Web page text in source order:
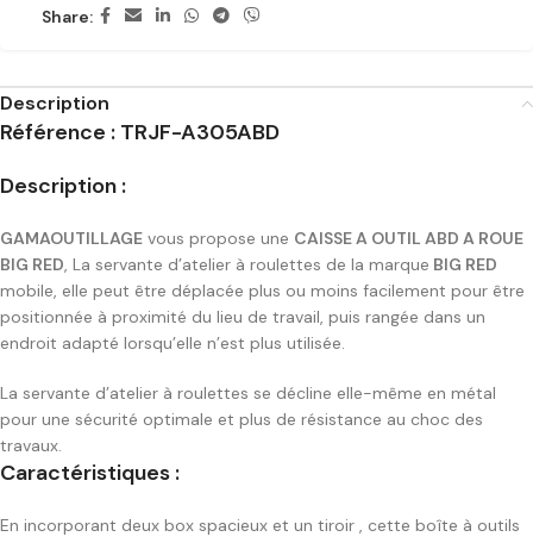
Share:
Description
Référence : TRJF-A305ABD
Description :
GAMAOUTILLAGE vous propose une CAISSE A OUTIL ABD A ROUE
BIG RED, La servante d’atelier à roulettes de la marque BIG RED
mobile, elle peut être déplacée plus ou moins facilement pour être
positionnée à proximité du lieu de travail, puis rangée dans un
endroit adapté lorsqu’elle n’est plus utilisée.
La servante d’atelier à roulettes se décline elle-même en métal
pour une sécurité optimale et plus de résistance au choc des
travaux.
Caractéristiques :
En incorporant deux box spacieux et un tiroir , cette boîte à outils